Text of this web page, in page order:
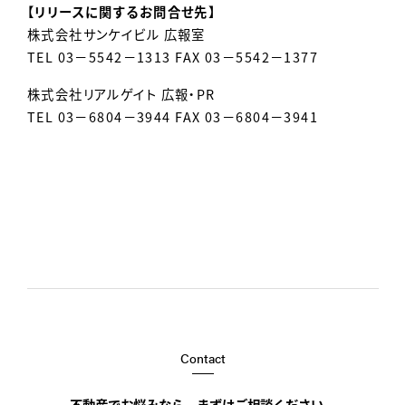
【リリースに関するお問合せ先】
株式会社サンケイビル 広報室
TEL 03－5542－1313 FAX 03－5542－1377
株式会社リアルゲイト 広報・PR
TEL 03－6804－3944 FAX 03－6804－3941
Contact